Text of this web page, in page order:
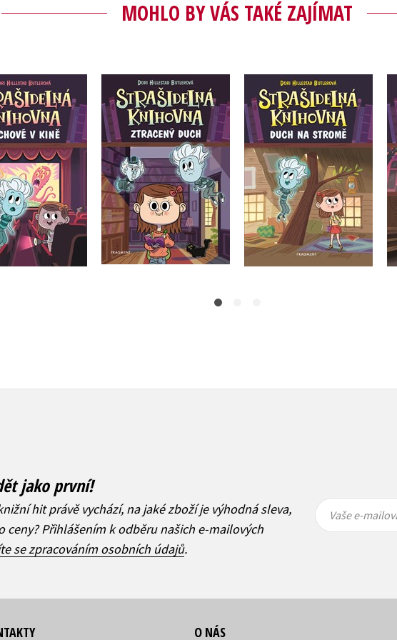
MOHLO BY VÁS TAKÉ ZAJÍMAT
knihovna -
v kině
Hillestad Butlerová
Do košíku
229 Kč
Kč
Strašidelná knihovna -
Ztracený duch
Dori Hillestad Butlerová
Do košíku
229 Kč
183 Kč
Strašidelná knihovna -
Duch na stromě
Dori Hillestad Butlerová
Do košíku
229 Kč
183 Kč
jako první!
hit právě vychází, na jaké zboží je výhodná sleva,
ceny? Přihlášením k odběru našich e-mailových
se zpracováním osobních údajů.
mailová
mailová
Vaše e-
O NÁS